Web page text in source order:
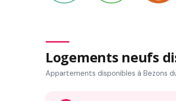
Logements neufs
Appartements disponibles à Bezons